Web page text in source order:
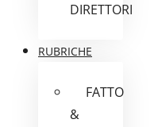
DIRETTORI
RUBRICHE
FATTO
&